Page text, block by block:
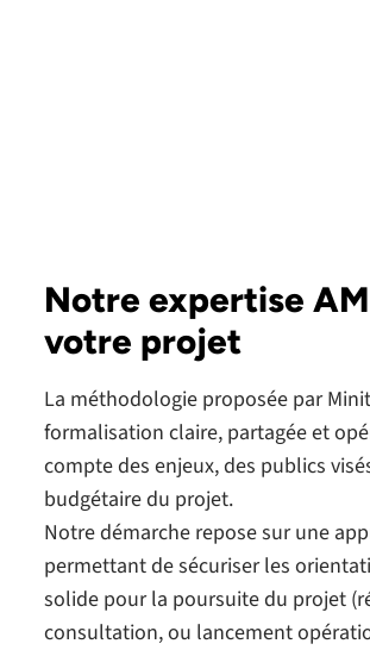
Notre expertise
votre projet
La méthodologie proposée par
formalisation claire, partagée et
compte des enjeux, des publics
budgétaire du projet.
Notre démarche repose sur une
permettant de sécuriser les
solide pour la poursuite du projet
consultation, ou lancement